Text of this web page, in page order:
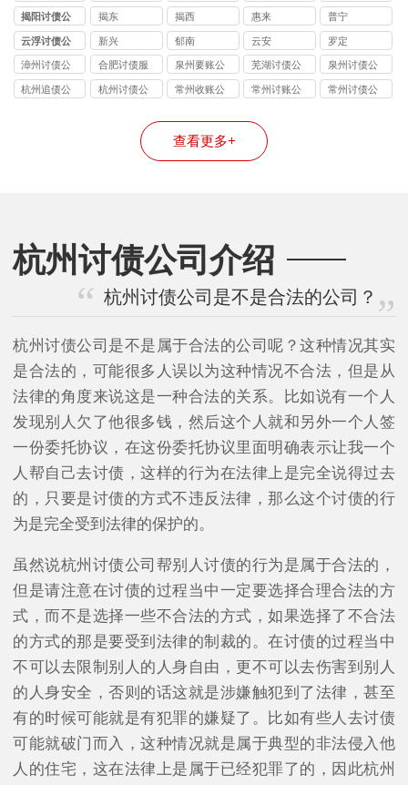
司
司
司
司
司
揭阳讨债公
司
揭东 揭西 惠来 普宁
云浮讨债公
司
新兴 郁南 云安 罗定
漳州讨债公
司
合肥讨债服
务
泉州要账公
司
芜湖讨债公
司
泉州讨债公
司
杭州追债公
杭州讨债公
常州收账公
常州讨账公
常州讨债公
查看更多+
杭州讨债公司介绍
杭州讨债公司是不是合法的公司？
杭州讨债公司是不是属于合法的公司呢？这种情况其实
是合法的，可能很多人误以为这种情况不合法，但是从
法律的角度来说这是一种合法的关系。比如说有一个人
发现别人欠了他很多钱，然后这个人就和另外一个人签
一份委托协议，在这份委托协议里面明确表示让我一个
人帮自己去讨债，这样的行为在法律上是完全说得过去
的，只要是讨债的方式不违反法律，那么这个讨债的行
为是完全受到法律的保护的。
虽然说杭州讨债公司帮别人讨债的行为是属于合法的，
但是请注意在讨债的过程当中一定要选择合理合法的方
式，而不是选择一些不合法的方式，如果选择了不合法
的方式的那是要受到法律的制裁的。在讨债的过程当中
不可以去限制别人的人身自由，更不可以去伤害到别人
的人身安全，否则的话这就是涉嫌触犯到了法律，甚至
有的时候可能就是有犯罪的嫌疑了。比如有些人去讨债
可能就破门而入，这种情况就是属于典型的非法侵入他
人的住宅，这在法律上是属于已经犯罪了的，因此杭州